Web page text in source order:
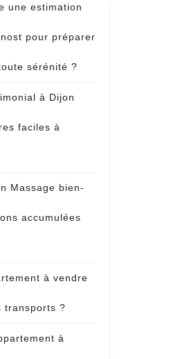
une estimation
pour préparer
sérénité ?
à Dijon
faciles à
Massage bien-
accumulées
à vendre
transports ?
à